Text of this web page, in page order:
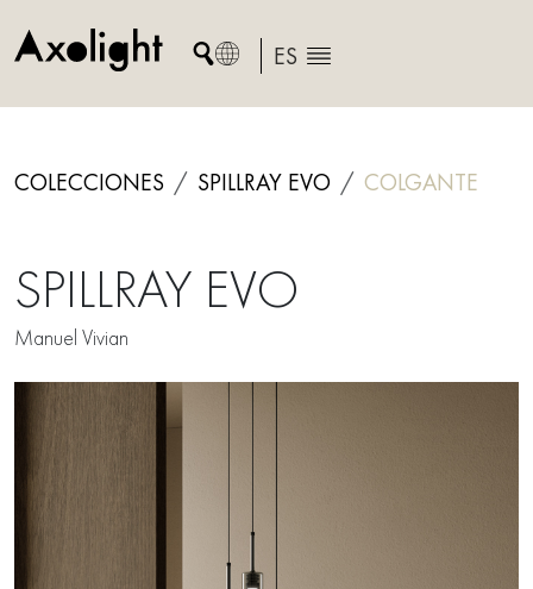
to
ES
COLECCIONES SPILLRAY EVO COLGANTE
SPILLRAY EVO
Manuel Vivian